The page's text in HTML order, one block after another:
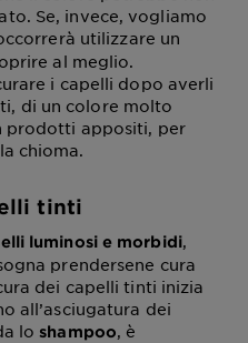
Se, invece, vogliamo
utilizzare un
al meglio.
i capelli dopo averli
di un colore molto
prodotti appositi, per
chioma.
tinti
luminosi e morbidi,
prendersene cura
dei capelli tinti inizia
all’asciugatura dei
loshampoo, è